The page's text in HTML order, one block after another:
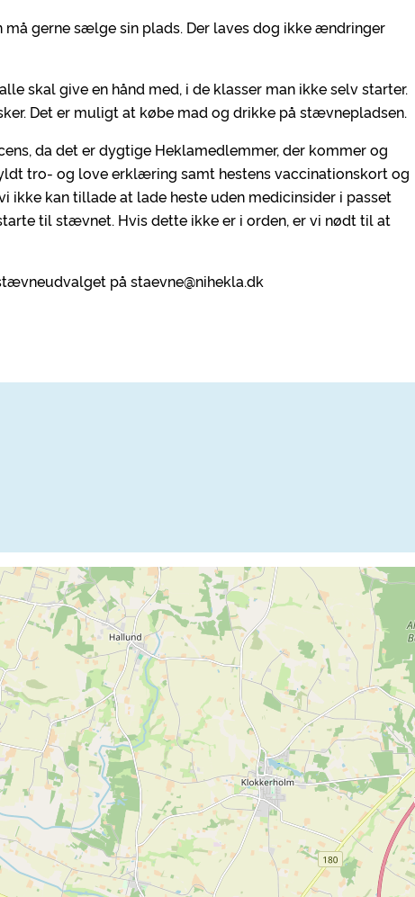
må gerne sælge sin plads. Der laves dog ikke ændringer
skal give en hånd med, i de klasser man ikke selv starter.
Det er muligt at købe mad og drikke på stævnepladsen.
da det er dygtige Heklamedlemmer, der kommer og
tro- og love erklæring samt hestens vaccinationskort og
kan tillade at lade heste uden medicinsider i passet
til stævnet. Hvis dette ikke er i orden, er vi nødt til at
på staevne@nihekla.dk